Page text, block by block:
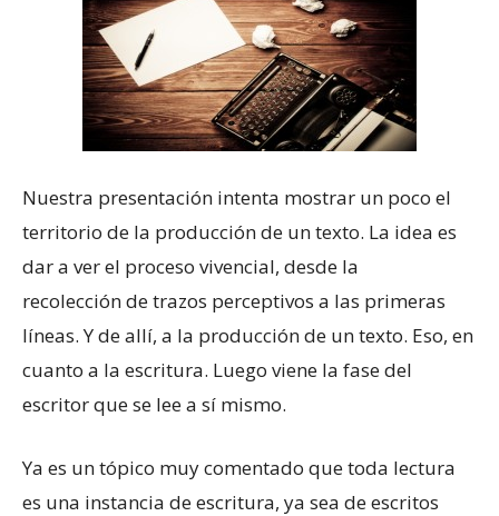
Nuestra presentación intenta mostrar un poco el
territorio de la producción de un texto. La idea es
dar a ver el proceso vivencial, desde la
recolección de trazos perceptivos a las primeras
líneas. Y de allí, a la producción de un texto. Eso, en
cuanto a la escritura. Luego viene la fase del
escritor que se lee a sí mismo.
Ya es un tópico muy comentado que toda lectura
es una instancia de escritura, ya sea de escritos